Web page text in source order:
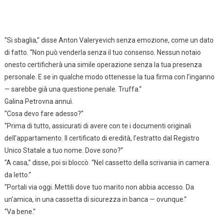
“Si sbaglia,” disse Anton Valeryevich senza emozione, come un dato
di fatto. “Non può venderla senza il tuo consenso. Nessun notaio
onesto certificherà una simile operazione senza la tua presenza
personale. E se in qualche modo ottenesse la tua firma con l’inganno
— sarebbe già una questione penale. Truffa.”
Galina Petrovna annuì.
“Cosa devo fare adesso?”
“Prima di tutto, assicurati di avere con te i documenti originali
dell’appartamento. Il certificato di eredità, l’estratto dal Registro
Unico Statale a tuo nome. Dove sono?”
“A casa,” disse, poi si bloccò. “Nel cassetto della scrivania in camera
da letto.”
“Portali via oggi. Mettili dove tuo marito non abbia accesso. Da
un’amica, in una cassetta di sicurezza in banca — ovunque.”
“Va bene.”